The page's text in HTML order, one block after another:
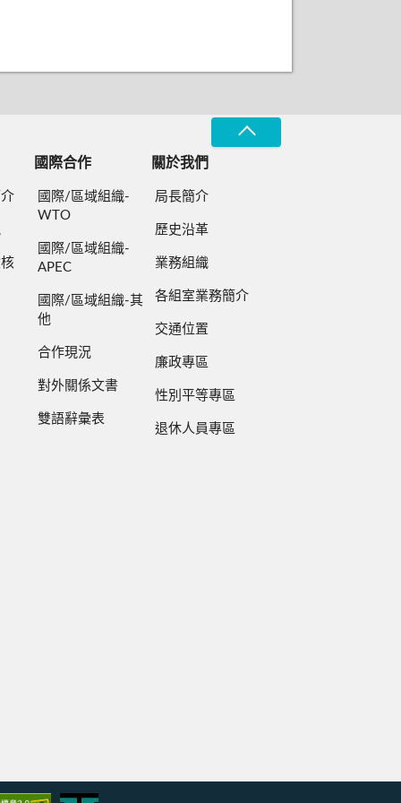
國際合作
國際/區域組織-
WTO
國際/區域組織-
APEC
國際/區域組織-其
他
合作現況
對外關係文書
雙語辭彙表
關於我們
局長簡介
歷史沿革
業務組織
各組室業務簡介
交通位置
廉政專區
性別平等專區
退休人員專區